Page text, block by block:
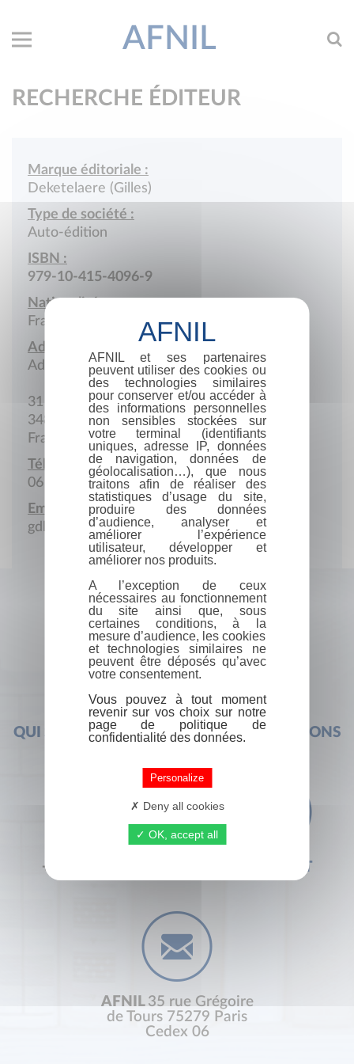
AFNIL
RECHERCHE ÉDITEUR
Marque éditoriale :
Deketelaere (Gilles)
Type de société :
Auto-édition
ISBN :
979-10-415-4096-9
Nationalité :
France
Adresse :
Adresse postale
31 Rue Théodore-Monod
34800 Clermont-l'Hérault
France
Téléphone portable :
06 10 18 76 54
Email :
gdktlr@free.fr
QUI SOMMES-NOUS ? FOIRE AUX QUESTIONS
+33 (0) 1 44 41 29 19 CONTACT
AFNIL 35 rue Grégoire
de Tours 75279 Paris
Cedex 06
AFNIL et ses partenaires
peuvent utiliser des cookies ou
des technologies similaires
pour conserver et/ou accéder à
des informations personnelles
non sensibles stockées sur
votre terminal (identifiants
uniques, adresse IP, données
de navigation, données de
géolocalisation…), que nous
traitons afin de réaliser des
statistiques d’usage du site,
produire des données
d’audience, analyser et
améliorer l’expérience
utilisateur, développer et
améliorer nos produits.
A l’exception de ceux
nécessaires au fonctionnement
du site ainsi que, sous
certaines conditions, à la
mesure d’audience, les cookies
et technologies similaires ne
peuvent être déposés qu’avec
votre consentement.
Vous pouvez à tout moment
revenir sur vos choix sur notre
page de politique de
confidentialité des données.
Personalize
Deny all cookies
OK, accept all